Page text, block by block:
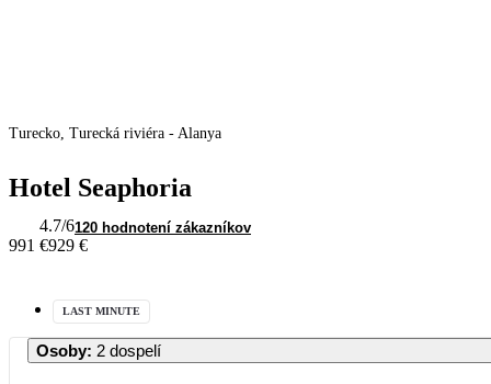
Turecko, Turecká riviéra - Alanya
Hotel Seaphoria
4.7/6120 hodnotení zákazníkov
991 €929 €
LAST MINUTE
Osoby: 2 dospelí